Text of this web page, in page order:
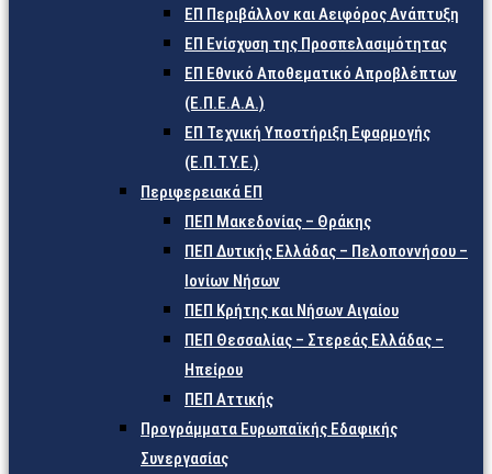
ΕΠ Περιβάλλον και Αειφόρος Ανάπτυξη
ΕΠ Ενίσχυση της Προσπελασιμότητας
ΕΠ Εθνικό Αποθεματικό Απροβλέπτων
(Ε.Π.Ε.Α.Α.)
ΕΠ Τεχνική Υποστήριξη Εφαρμογής
(Ε.Π.Τ.Υ.Ε.)
Περιφερειακά ΕΠ
ΠΕΠ Μακεδονίας – Θράκης
ΠΕΠ Δυτικής Ελλάδας – Πελοποννήσου –
Ιονίων Νήσων
ΠΕΠ Κρήτης και Νήσων Αιγαίου
ΠΕΠ Θεσσαλίας – Στερεάς Ελλάδας –
Ηπείρου
ΠΕΠ Αττικής
Προγράμματα Ευρωπαϊκής Εδαφικής
Συνεργασίας